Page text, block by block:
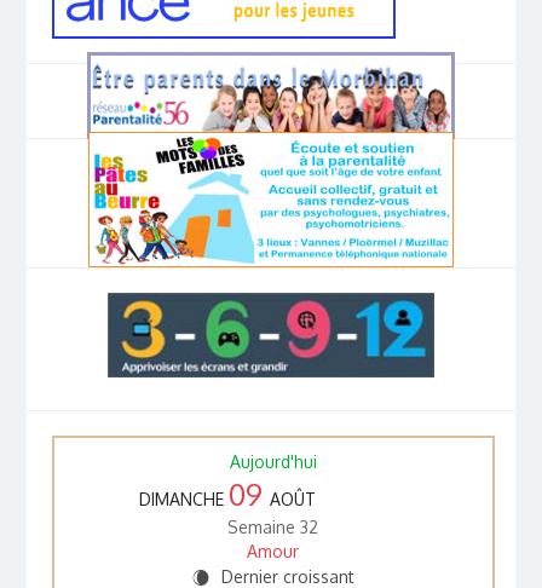
Aujourd'hui
DIMANCHE 09 AOÛT
Semaine 32
Amour
W Dernier croissant